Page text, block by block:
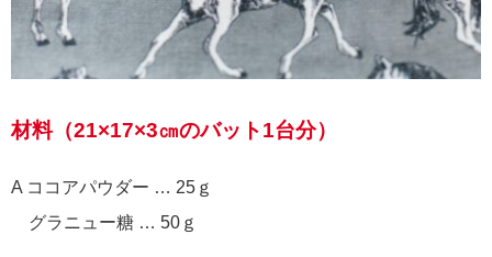
材料（21×17×3㎝のバット1台分）
A ココアパウダー … 25ｇ
グラニュー糖 … 50ｇ